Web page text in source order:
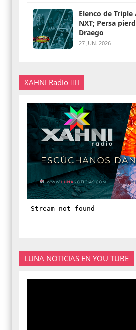
Elenco de
NXT; Persa pierde máscara ante
Draego
27 JUN. 2026
XAHNI Radio 👇🏽
LUNA NOTICIAS EN YOU TUBE